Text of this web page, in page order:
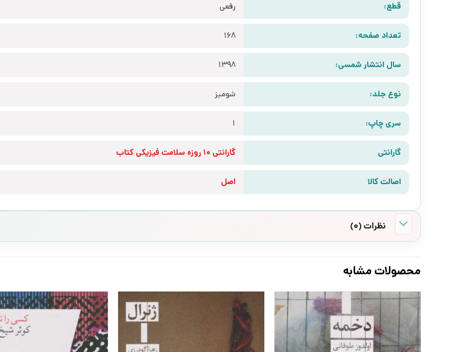
قطع: رقعی
تعداد صفحه: 168
سال انتشار شمسی: 1398
نوع جلد: شومیز
سری چاپ: 1
گارانتی گارانتی 10 روزه سلامت فیزیکی کتاب
اصالت کالا اصل
نظرات (0)
محصولات مشابه